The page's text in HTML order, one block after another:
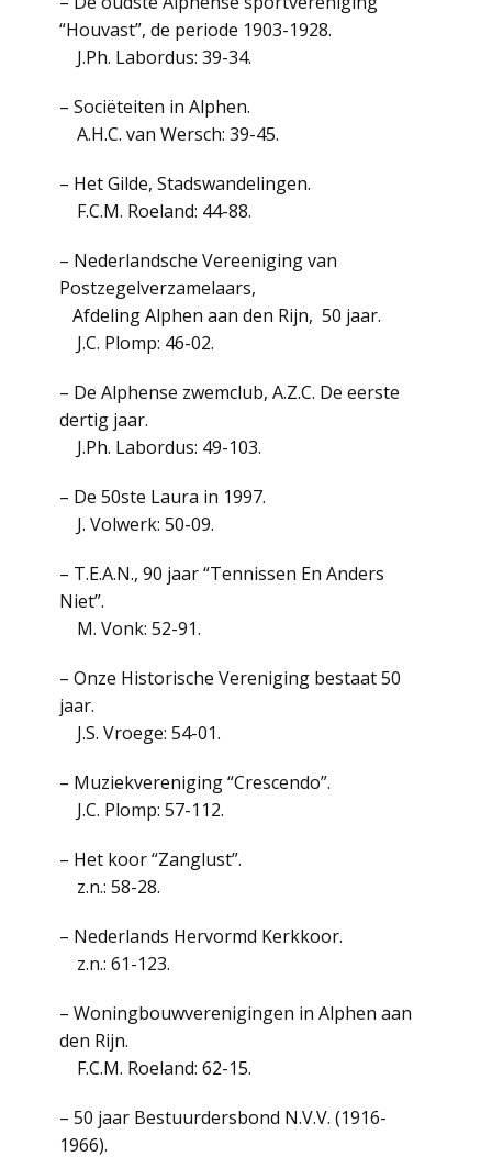
“Houvast”, de periode 1903-1928.
J.Ph. Labordus: 39-34.
– Sociëteiten in Alphen.
A.H.C. van Wersch: 39-45.
– Het Gilde, Stadswandelingen.
F.C.M. Roeland: 44-88.
– Nederlandsche Vereeniging van
Postzegelverzamelaars,
Afdeling Alphen aan den Rijn, 50 jaar.
J.C. Plomp: 46-02.
– De Alphense zwemclub, A.Z.C. De eerste
dertig jaar.
J.Ph. Labordus: 49-103.
– De 50ste Laura in 1997.
J. Volwerk: 50-09.
– T.E.A.N., 90 jaar “Tennissen En Anders
Niet”.
M. Vonk: 52-91.
– Onze Historische Vereniging bestaat 50
jaar.
J.S. Vroege: 54-01.
– Muziekvereniging “Crescendo”.
J.C. Plomp: 57-112.
– Het koor “Zanglust”.
z.n.: 58-28.
– Nederlands Hervormd Kerkkoor.
z.n.: 61-123.
– Woningbouwverenigingen in Alphen aan
den Rijn.
F.C.M. Roeland: 62-15.
– 50 jaar Bestuurdersbond N.V.V. (1916-
1966).